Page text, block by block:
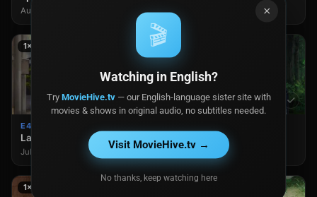
Aug. 02, 2025 Jul. 26, 2025
1×4
E4
La salvación de Azuma
Jul. 19, 2025
1×3
La confesión de Takopi
Jul. 12, 2025
1×2
×
🎬
Watching in English?
Try MovieHive.tv— our English-language sister site with
movies & shows in original audio, no subtitles needed.
Visit MovieHive.tv →
No thanks, keep watching here